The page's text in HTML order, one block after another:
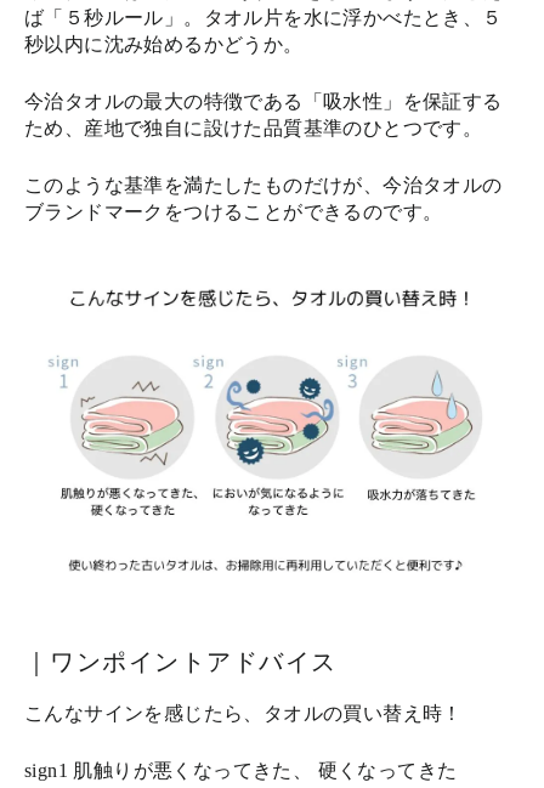
ば「５秒ルール」。タオル片を水に浮かべたとき、５
秒以内に沈み始めるかどうか。
今治タオルの最大の特徴である「吸水性」を保証する
ため、産地で独自に設けた品質基準のひとつです。
このような基準を満たしたものだけが、今治タオルの
ブランドマークをつけることができるのです。
｜ワンポイントアドバイス
こんなサインを感じたら、タオルの買い替え時！
sign1 肌触りが悪くなってきた、 硬くなってきた